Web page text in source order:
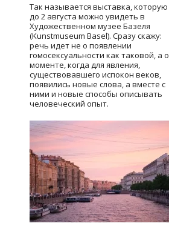
Так называется выставка, которую
до 2 августа можно увидеть в
Художественном музее Базеля
(Kunstmuseum Basel). Сразу скажу:
речь идет не о появлении
гомосексуальности как таковой, а о
моменте, когда для явления,
существовавшего испокон веков,
появились новые слова, а вместе с
ними и новые способы описывать
человеческий опыт.